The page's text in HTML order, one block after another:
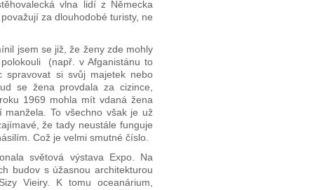
vlna lidí z Německa
za dlouhodobé turisty, ne
jsem se již, že ženy zde mohly
(např. v Afganistánu to
si svůj majetek nebo
se žena provdala za cizince,
1969 mohla mít vdaná žena
To všechno však je už
že tady neustále funguje
Což je velmi smutné číslo.
světová výstava Expo. Na
budov s úžasnou architekturou
Vieiry. K tomu oceanárium,